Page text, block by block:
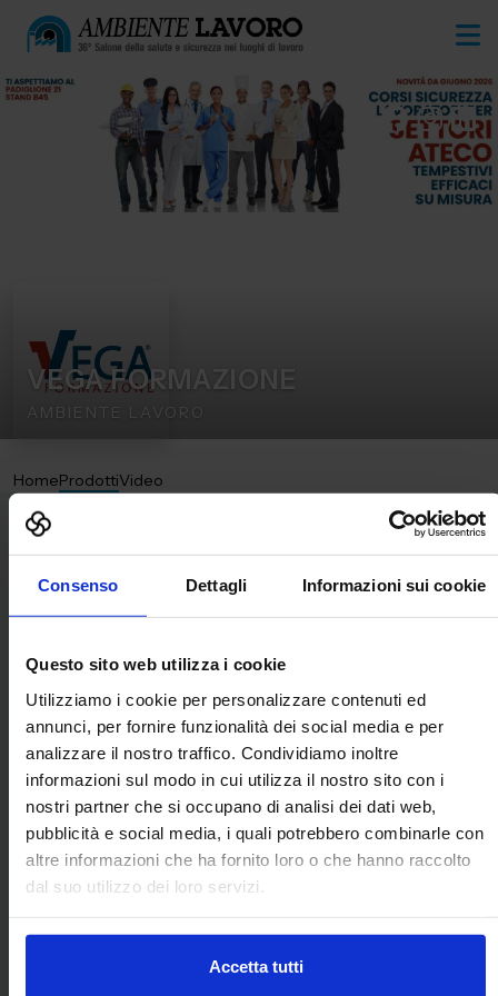
Consenso Dettagli Informazioni sui cookie
Questo sito web utilizza i cookie
Utilizziamo i cookie per personalizzare contenuti ed
annunci, per fornire funzionalità dei social media e per
analizzare il nostro traffico. Condividiamo inoltre
informazioni sul modo in cui utilizza il nostro sito con i
nostri partner che si occupano di analisi dei dati web,
pubblicità e social media, i quali potrebbero combinarle con
altre informazioni che ha fornito loro o che hanno raccolto
dal suo utilizzo dei loro servizi.
Accetta tutti
VEGA FORMAZIONE
AMBIENTE LAVORO
HomeProdottiVideo
Torna ai prodotti
Corsi Formazione Norma CEI 11-27